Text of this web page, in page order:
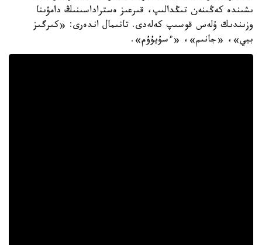
ىشىندە كەڭىنەن تىڭدالىپ، قىرعىز ەستراداسىنىڭ دامۋىنا
وزىندىك ۇلەس قوسىپ كەلەدى. تانىمال اندەرى: «كىرگىز
بيي»، «جانىم»، «ءسۇيۇۇم».